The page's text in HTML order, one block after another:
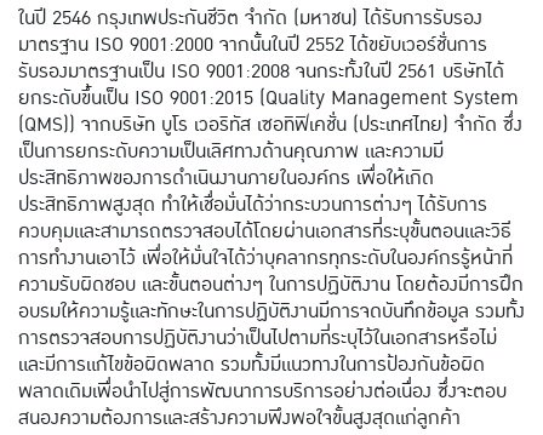
ในปี 2546 กรุงเทพประกันชีวิต จำกัด (มหาชน) ได้รับการรับรอง
มาตรฐาน ISO 9001:2000 จากนั้นในปี 2552 ได้ขยับเวอร์ชั่นการ
รับรองมาตรฐานเป็น ISO 9001:2008 จนกระทั้งในปี 2561 บริษัทได้
ยกระดับขึ้นเป็น ISO 9001:2015 (Quality Management System
(QMS)) จากบริษัท บูโร เวอริทัส เซอทิฟิเคชั่น (ประเทศไทย) จำกัด ซึ่ง
เป็นการยกระดับความเป็นเลิศทางด้านคุณภาพ และความมี
ประสิทธิภาพของการดำเนินงานภายในองค์กร เพื่อให้เกิด
ประสิทธิภาพสูงสุด ทำให้เชื่อมั่นได้ว่ากระบวนการต่างๆ ได้รับการ
ควบคุมและสามารถตรวจสอบได้โดยผ่านเอกสารที่ระบุขั้นตอนและวิธี
การทำงานเอาไว้ เพื่อให้มั่นใจได้ว่าบุคลากรทุกระดับในองค์กรรู้หน้าที่
ความรับผิดชอบ และขั้นตอนต่างๆ ในการปฏิบัติงาน โดยต้องมีการฝึก
อบรมให้ความรู้และทักษะในการปฏิบัติงานมีการจดบันทึกข้อมูล รวมทั้ง
การตรวจสอบการปฏิบัติงานว่าเป็นไปตามที่ระบุไว้ในเอกสารหรือไม่
และมีการแก้ไขข้อผิดพลาด รวมทั้งมีแนวทางในการป้องกันข้อผิด
พลาดเดิมเพื่อนำไปสู่การพัฒนาการบริการอย่างต่อเนื่อง ซึ่งจะตอบ
สนองความต้องการและสร้างความพึงพอใจขั้นสูงสุดแก่ลูกค้า